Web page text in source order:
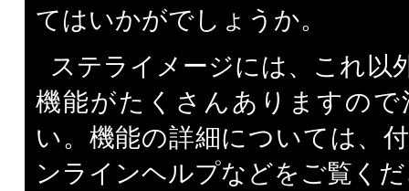
てはいかがでしょうか。
ステライメージには、これ以
機能がたくさんありますの
い。機能の詳細については、
ンラインヘルプなどをご覧く